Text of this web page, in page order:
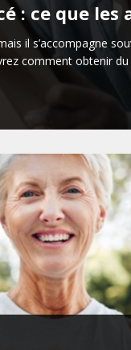
: ce que les
il s’accompagne
comment obtenir du